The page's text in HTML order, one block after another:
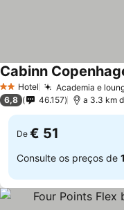
2 Estrelas
Hotel Academia e
Cabinn
6,8 46.157 a 3.3 km
De € 51
Consulte os preços de